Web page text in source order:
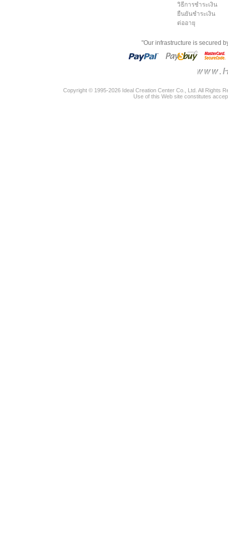
วิธีการชำระเงิน
ยืนยันชำระเงิน
ต่ออายุ
"Our infrastructure is secured
Copyright © 1995-2026 Ideal Creation Center Co., Ltd. All Rights
Use of this Web site constitutes